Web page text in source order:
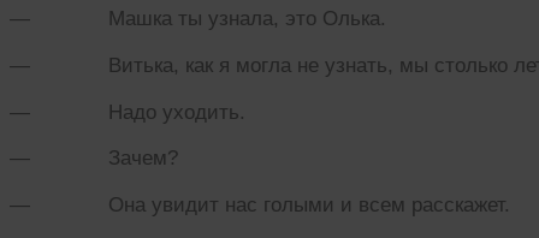
— Машка ты узнала, это Олька.
— Витька, как я могла не узнать, мы столько лет
— Надо уходить.
— Зачем?
— Она увидит нас голыми и всем расскажет.